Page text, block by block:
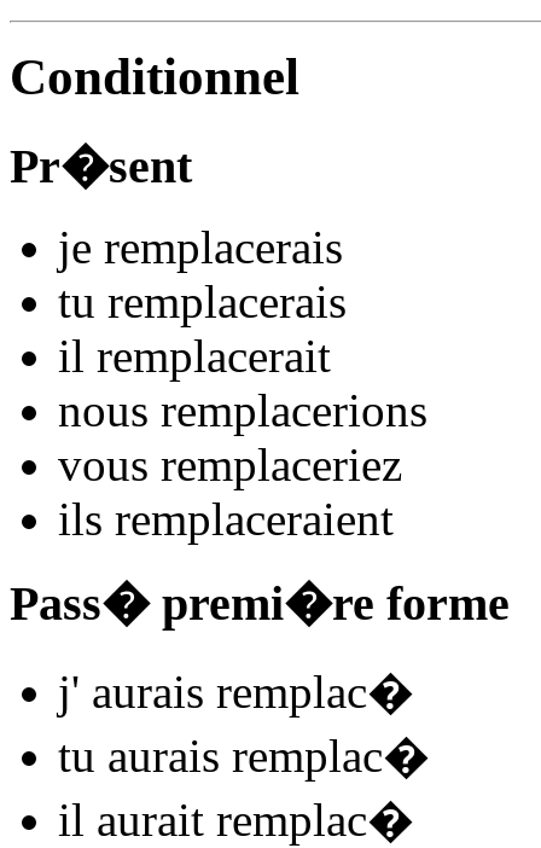
Conditionnel
Pr�sent
je remplacerais
tu remplacerais
il remplacerait
nous remplacerions
vous remplaceriez
ils remplaceraient
Pass� premi�re forme
j' aurais remplac�
tu aurais remplac�
il aurait remplac�